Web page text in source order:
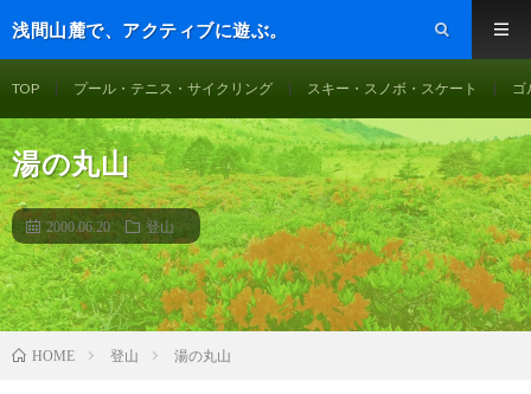
浅間山麓で、アクティブに遊ぶ。
TOP プール・テニス・サイクリング スキー・スノボ・スケート ゴ
湯の丸山
2000.06.20 登山
HOME 登山 湯の丸山